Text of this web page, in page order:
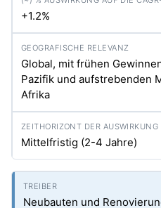
+1.2%
Global, mit frühen
Pazifik und aufstrebenden
Afrika
Mittelfristig (2-4 Jahre)
Neubauten und